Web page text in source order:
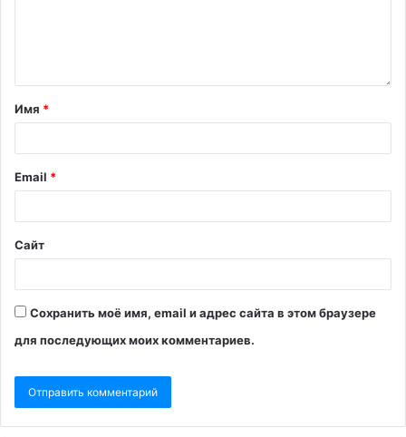
Имя *
Email *
Сайт
Сохранить моё имя, email и адрес сайта в этом браузере
для последующих моих комментариев.